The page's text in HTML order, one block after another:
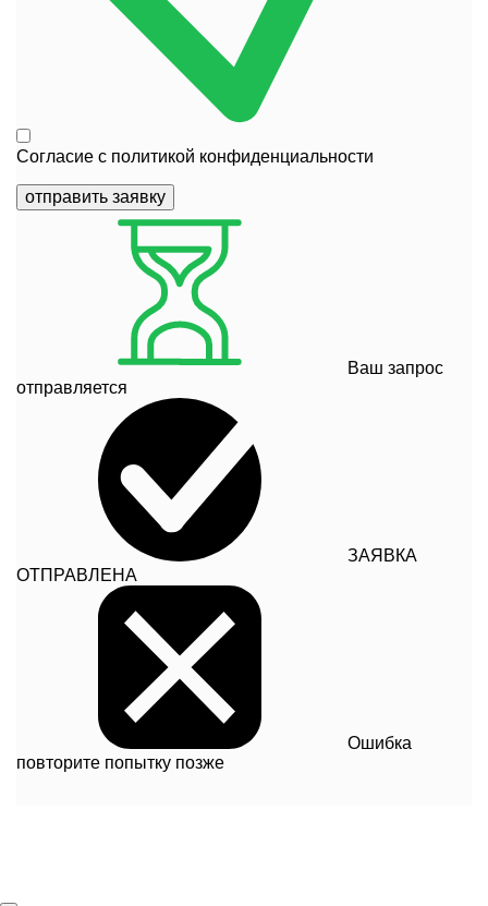
Согласие с политикой конфиденциальности
отправить заявку
Ваш запрос
отправляется
ЗАЯВКА
ОТПРАВЛЕНА
Ошибка
повторите попытку позже